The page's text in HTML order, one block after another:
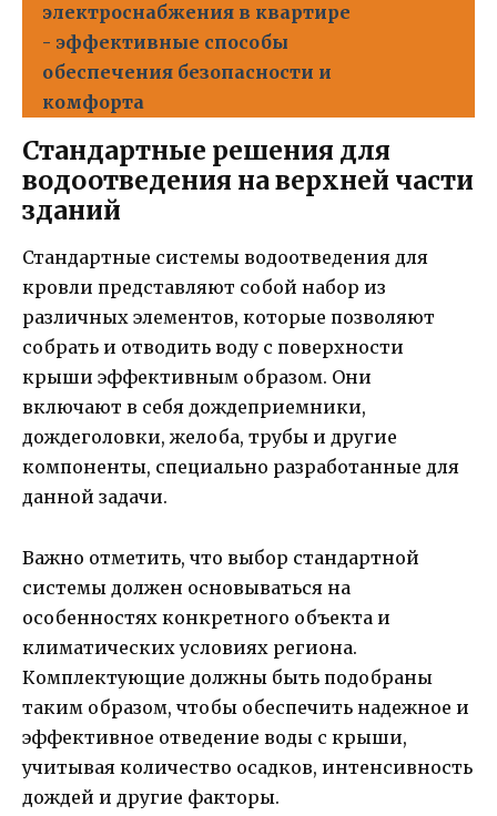
электроснабжения в квартире
- эффективные способы
обеспечения безопасности и
комфорта
Стандартные решения для
водоотведения на верхней части
зданий
Стандартные системы водоотведения для
кровли представляют собой набор из
различных элементов, которые позволяют
собрать и отводить воду с поверхности
крыши эффективным образом. Они
включают в себя дождеприемники,
дождеголовки, желоба, трубы и другие
компоненты, специально разработанные для
данной задачи.
Важно отметить, что выбор стандартной
системы должен основываться на
особенностях конкретного объекта и
климатических условиях региона.
Комплектующие должны быть подобраны
таким образом, чтобы обеспечить надежное и
эффективное отведение воды с крыши,
учитывая количество осадков, интенсивность
дождей и другие факторы.